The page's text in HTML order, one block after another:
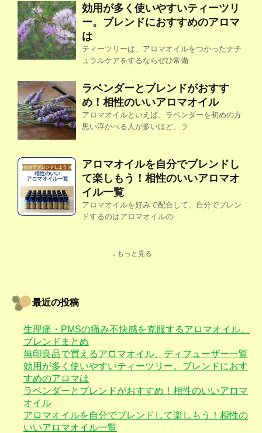
効用が多く使いやすいティーツリ
ー。ブレンドにおすすめのアロマ
は
ティーツリーは、アロマオイルをつかったナチ
ュラルケアをするならぜひ常備
ラベンダーとブレンドがおすす
め！相性のいいアロマオイル
アロマオイルといえば、ラベンダーを初めの方
思い浮かべる人が多いほど、ラ
アロマオイルを自分でブレンドし
て楽しもう！相性のいいアロマオ
イル一覧
アロマオイルを好みで配合して、自分でブレン
ドするのはアロマオイルの
→もっと見る
最近の投稿
生理痛・PMSの痛み不快感を克服するアロマオイル、
ブレンドまとめ
無印良品で買えるアロマオイル、ディフューザー一覧
効用が多く使いやすいティーツリー。ブレンドにおす
すめのアロマは
ラベンダーとブレンドがおすすめ！相性のいいアロマ
オイル
アロマオイルを自分でブレンドして楽しもう！相性の
いいアロマオイル一覧